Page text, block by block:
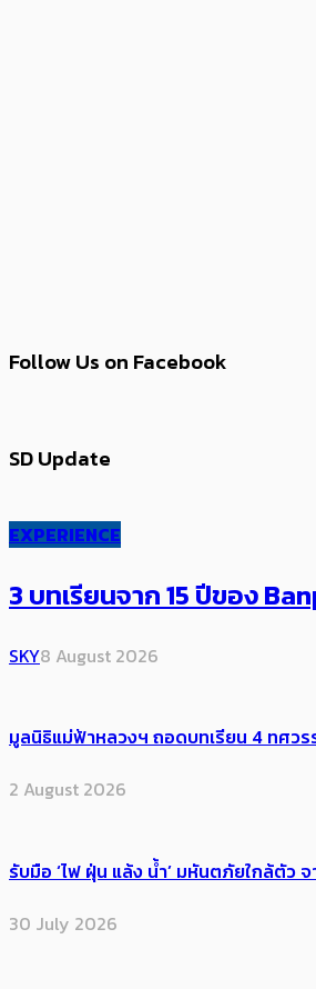
Follow Us on Facebook
SD Update
EXPERIENCE
3 บทเรียนจาก 15 ปีของ
SKY8 August 2026
มูลนิธิแม่ฟ้าหลวงฯ ถอดบทเรียน 4 ทศว
2 August 2026
รับมือ ‘ไฟ ฝุ่น แล้ง น้ำ’ มหันตภัยใกล้ตัว
30 July 2026